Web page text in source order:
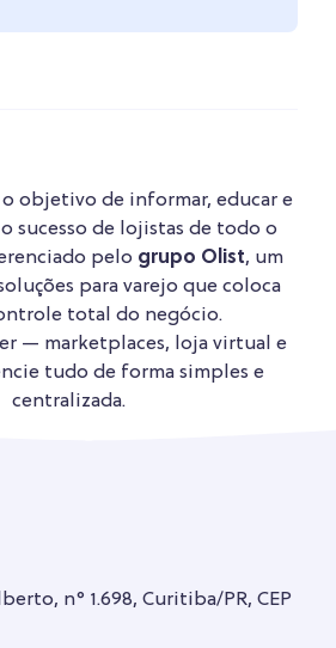
objetivo de informar, educar e
sucesso de lojistas de todo o
pelo grupo Olist, um
para varejo que coloca
total do negócio.
— marketplaces, loja virtual e
tudo de forma simples e
centralizada.
n° 1.698, Curitiba/PR, CEP